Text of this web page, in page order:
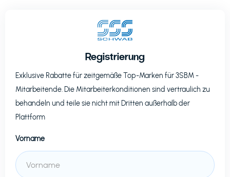
Registrierung
Exklusive Rabatte für zeitgemäße Top-Marken für3SBM-
Mitarbeitende. Die Mitarbeiterkonditionen sind vertraulich zu
behandeln und teile sie nicht mit Dritten außerhalb der
Plattform
Vorname